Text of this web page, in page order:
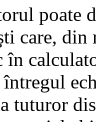
poate
care, din
în
tuturor